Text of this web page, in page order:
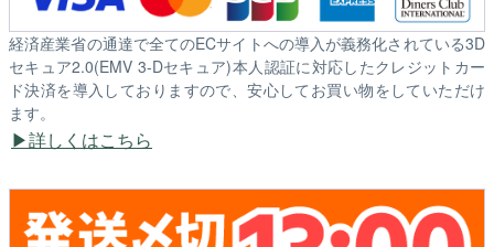
経済産業省の通達で全てのECサイトへの導入が義務化されている3D
セキュア2.0(EMV 3-Dセキュア)本人認証に対応したクレジットカー
ド決済を導入しておりますので、安心してお買い物をしていただけ
ます。
詳しくはこちら